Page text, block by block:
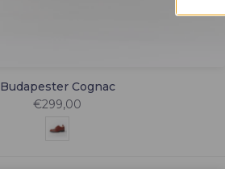
Budapester Cognac
€299,00